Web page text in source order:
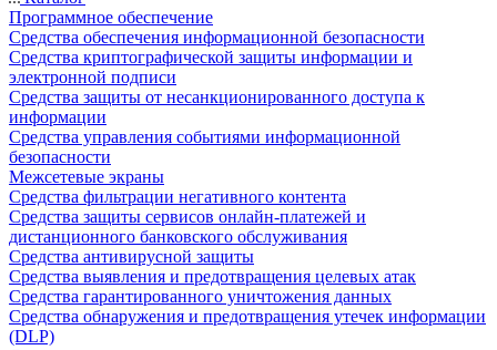
Программное обеспечение
Средства обеспечения информационной безопасности
Средства криптографической защиты информации и
электронной подписи
Средства защиты от несанкционированного доступа к
информации
Средства управления событиями информационной
безопасности
Межсетевые экраны
Средства фильтрации негативного контента
Средства защиты сервисов онлайн-платежей и
дистанционного банковского обслуживания
Средства антивирусной защиты
Средства выявления и предотвращения целевых атак
Средства гарантированного уничтожения данных
Средства обнаружения и предотвращения утечек информации
(DLP)